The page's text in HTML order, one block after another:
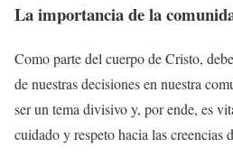
La importancia de la
Como parte del cuerpo de Cristo,
de nuestras decisiones en nuestra
ser un tema divisivo y, por ende, es
cuidado y respeto hacia las creencias